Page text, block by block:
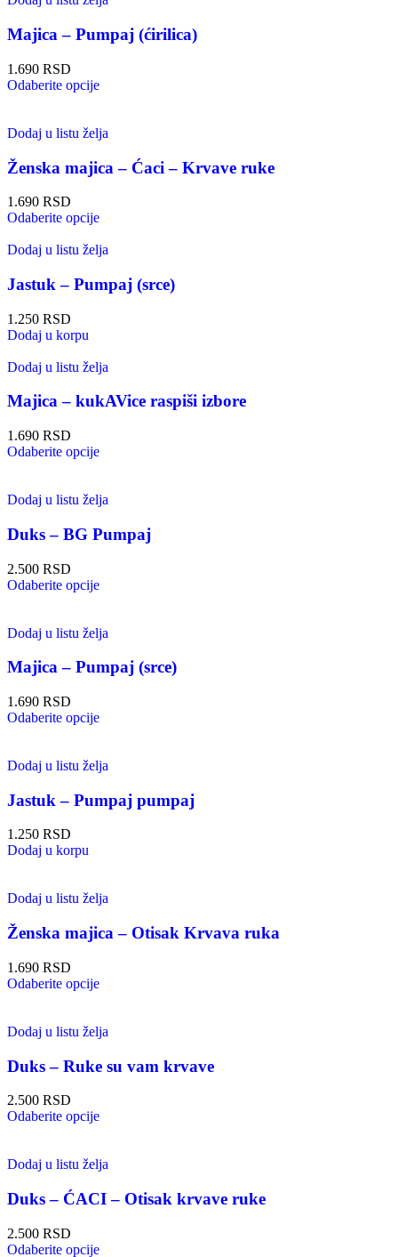
Majica – Pumpaj (ćirilica)
1.690 RSD
Odaberite opcije
Dodaj u listu želja
Ženska majica – Ćaci – Krvave ruke
1.690 RSD
Odaberite opcije
Dodaj u listu želja
Jastuk – Pumpaj (srce)
1.250 RSD
Dodaj u korpu
Dodaj u listu želja
Majica – kukAVice raspiši izbore
1.690 RSD
Odaberite opcije
Dodaj u listu želja
Duks – BG Pumpaj
2.500 RSD
Odaberite opcije
Dodaj u listu želja
Majica – Pumpaj (srce)
1.690 RSD
Odaberite opcije
Dodaj u listu želja
Jastuk – Pumpaj pumpaj
1.250 RSD
Dodaj u korpu
Dodaj u listu želja
Ženska majica – Otisak Krvava ruka
1.690 RSD
Odaberite opcije
Dodaj u listu želja
Duks – Ruke su vam krvave
2.500 RSD
Odaberite opcije
Dodaj u listu želja
Duks – ĆACI – Otisak krvave ruke
2.500 RSD
Odaberite opcije